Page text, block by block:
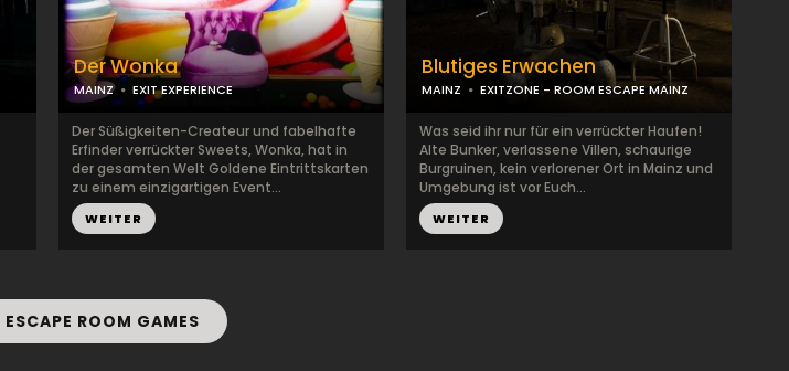
Der Wonka
MAINZ EXIT EXPERIENCE
Der Süßigkeiten-Createur und fabelhafte
Erfinder verrückter Sweets, Wonka, hat in
der gesamten Welt Goldene Eintrittskarten
zu einem einzigartigen Event...
WEITER
Blutiges Erwachen
MAINZ EXITZONE - ROOM ESCAPE MAINZ
Was seid ihr nur für ein verrückter Haufen!
Alte Bunker, verlassene Villen, schaurige
Burgruinen, kein verlorener Ort in Mainz und
Umgebung ist vor Euch...
WEITER
ROOM GAMES